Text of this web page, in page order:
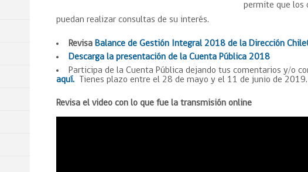
API de Mercado Público
Ciberseguridad
Emergencias
Compras públicas con
perspectiva de género
permite que los
puedan realizar consultas de su interés.
RevisaBalance de Gestión Integral 2018 de la Dirección
Descarga la presentación de la Cuenta Pública 2018
Participa de la Cuenta Pública dejando tus comentarios y/o
aquí.
Tienes plazo entre el 28 de mayo y el 11 de junio de 2019.
Revisa el video con lo que fue la transmisión online